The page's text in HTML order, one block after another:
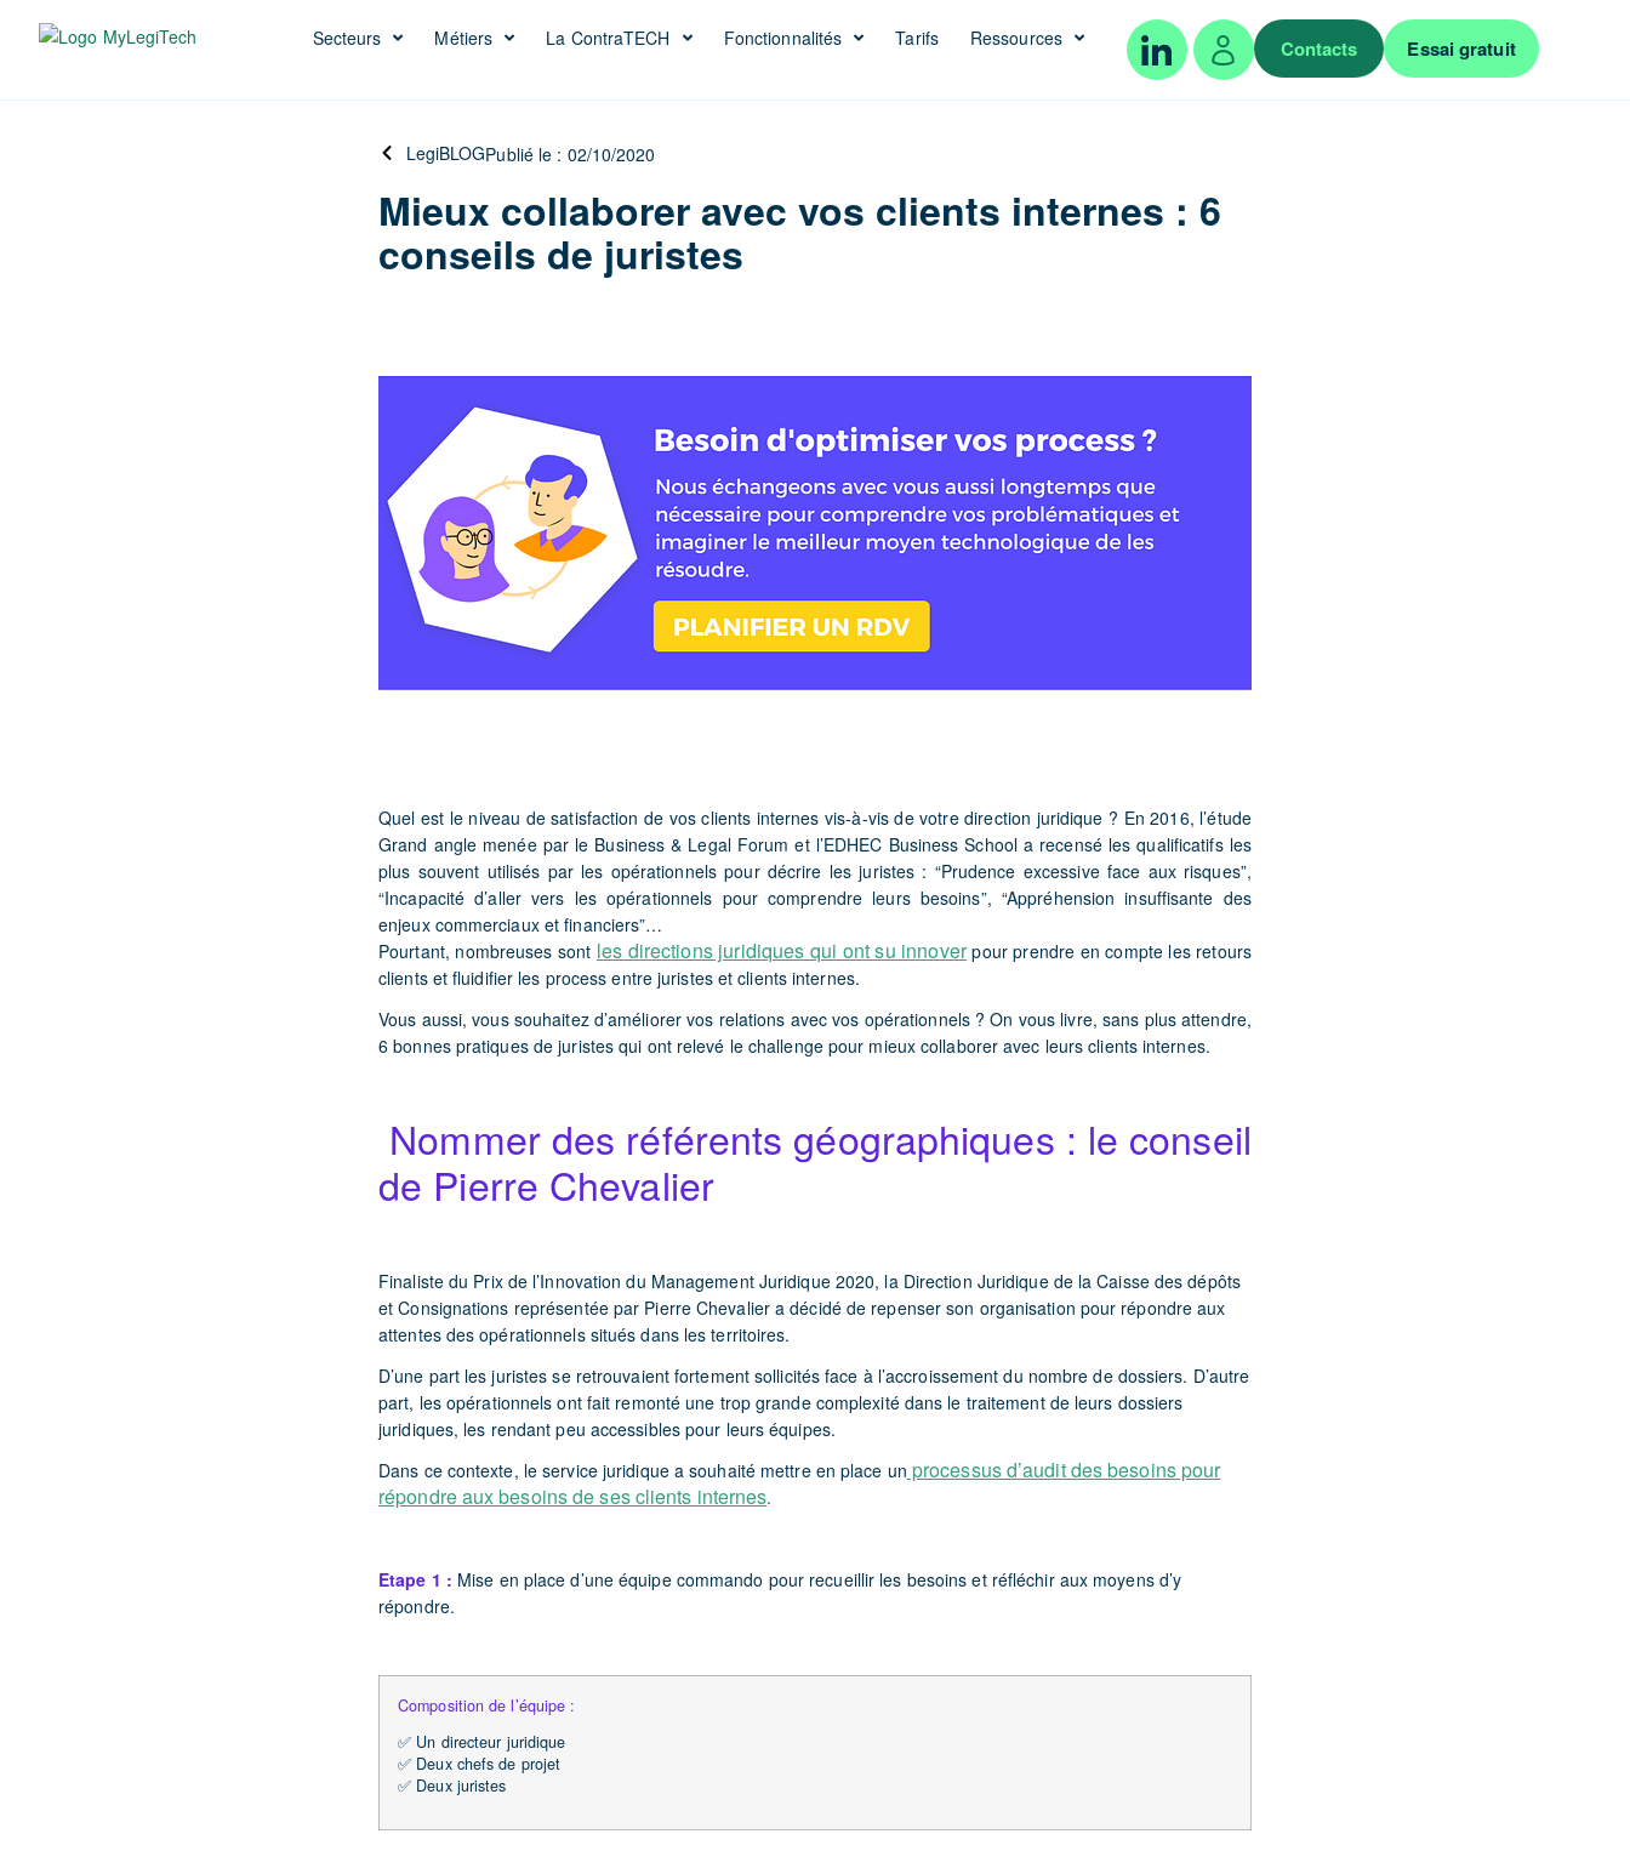
Secteurs Métiers La ContraTECH Fonctionnalités Tarifs Ressources Contacts Essai gratuit
LegiBLOGPublié le : 02/10/2020
Mieux collaborer avec vos clients internes : 6
conseils de juristes
Quel est le niveau de satisfaction de vos clients internes vis-à-vis de votre direction juridique ? En 2016, l’étude
Grand angle menée par le Business & Legal Forum et l’EDHEC Business School a recensé les qualificatifs les
plus souvent utilisés par les opérationnels pour décrire les juristes : “Prudence excessive face aux risques”,
“Incapacité d’aller vers les opérationnels pour comprendre leurs besoins”, “Appréhension insuffisante des
enjeux commerciaux et financiers”…
Pourtant, nombreuses sont les directions juridiques qui ont su innover pour prendre en compte les retours
clients et fluidifier les process entre juristes et clients internes.
Vous aussi, vous souhaitez d’améliorer vos relations avec vos opérationnels ?On vous livre, sans plus attendre,
6 bonnes pratiques de juristes qui ont relevé le challenge pour mieux collaborer avec leurs clients internes.
️ Nommer des référents géographiques : le conseil
de Pierre Chevalier
Finaliste du Prix de l’Innovation du Management Juridique 2020, la Direction Juridique de la Caisse des dépôts
et Consignations représentée par Pierre Chevalier a décidé de repenser son organisation pour répondre aux
attentes des opérationnels situés dans les territoires.
D’une part les juristes se retrouvaient fortement sollicités face à l’accroissement du nombre de dossiers. D’autre
part, les opérationnels ont fait remonté une trop grande complexité dans le traitement de leurs dossiers
juridiques, les rendant peu accessibles pour leurs équipes.
Dans ce contexte, le service juridique a souhaité mettre en place un processus d’audit des besoins pour
répondre aux besoins de ses clients internes.
Etape 1 : Mise en place d’une équipe commando pour recueillir les besoins et réfléchir aux moyens d’y
répondre.
Composition de l’équipe :
✅ Un directeur juridique
✅ Deux chefs de projet
✅ Deux juristes